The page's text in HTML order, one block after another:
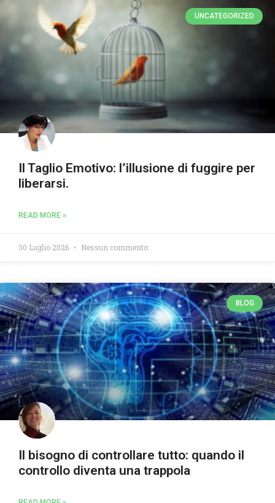
UNCATEGORIZED
Il Taglio Emotivo: l’illusione di fuggire per
liberarsi.
READ MORE »
30 Luglio 2026 Nessun commento
BLOG
Il bisogno di controllare tutto: quando il
controllo diventa una trappola